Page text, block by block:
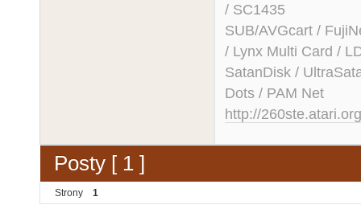
/ SC1435
SUB/AVGcart /
/ Lynx Multi Card /
SatanDisk /
Dots / PAM Net
http://260ste.atari.org
Posty [ 1 ]
Strony 1